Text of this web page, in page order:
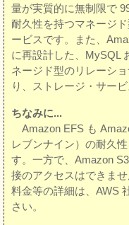
量が実質的に無制限で
耐久性を持つマネージ
ービスです。また、
に再設計した、MySQL
ネージド型のリレーシ
り、ストレージ・サー
ちなみに...
Amazon EFS も
レブンナイン）の耐久
す。一方で、Amazon
接のアクセスはできま
料金等の詳細は、AWS
さい。